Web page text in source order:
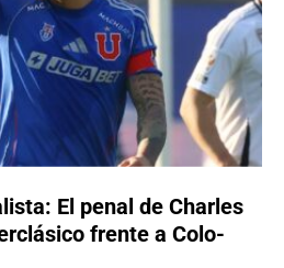
El penal de Charles
frente a Colo-